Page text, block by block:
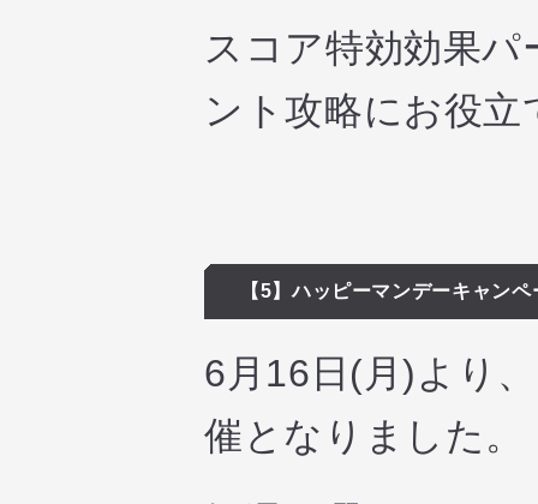
スコア特効効果
ント攻略にお役
【5】ハッピーマンデーキャン
6月16日(月)より
催となりました。